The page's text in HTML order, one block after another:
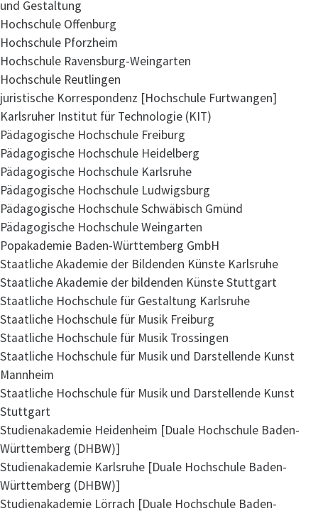
und Gestaltung
Hochschule Offenburg
Hochschule Pforzheim
Hochschule Ravensburg-Weingarten
Hochschule Reutlingen
juristische Korrespondenz [Hochschule Furtwangen]
Karlsruher Institut für Technologie (KIT)
Pädagogische Hochschule Freiburg
Pädagogische Hochschule Heidelberg
Pädagogische Hochschule Karlsruhe
Pädagogische Hochschule Ludwigsburg
Pädagogische Hochschule Schwäbisch Gmünd
Pädagogische Hochschule Weingarten
Popakademie Baden-Württemberg GmbH
Staatliche Akademie der Bildenden Künste Karlsruhe
Staatliche Akademie der bildenden Künste Stuttgart
Staatliche Hochschule für Gestaltung Karlsruhe
Staatliche Hochschule für Musik Freiburg
Staatliche Hochschule für Musik Trossingen
Staatliche Hochschule für Musik und Darstellende Kunst
Mannheim
Staatliche Hochschule für Musik und Darstellende Kunst
Stuttgart
Studienakademie Heidenheim [Duale Hochschule Baden-
Württemberg (DHBW)]
Studienakademie Karlsruhe [Duale Hochschule Baden-
Württemberg (DHBW)]
Studienakademie Lörrach [Duale Hochschule Baden-